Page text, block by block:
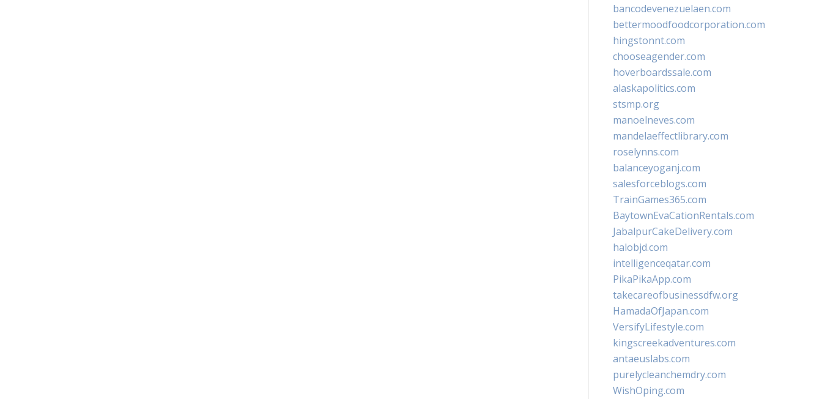
bancodevenezuelaen.com
bettermoodfoodcorporation.com
hingstonnt.com
chooseagender.com
hoverboardssale.com
alaskapolitics.com
stsmp.org
manoelneves.com
mandelaeffectlibrary.com
roselynns.com
balanceyoganj.com
salesforceblogs.com
TrainGames365.com
BaytownEvaCationRentals.com
JabalpurCakeDelivery.com
halobjd.com
intelligenceqatar.com
PikaPikaApp.com
takecareofbusinessdfw.org
HamadaOfJapan.com
VersifyLifestyle.com
kingscreekadventures.com
antaeuslabs.com
purelycleanchemdry.com
WishOping.com